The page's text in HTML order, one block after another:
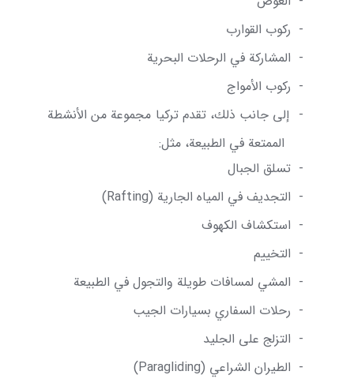
- ركوب القوارب
- المشاركة في الرحلات البحرية
- ركوب الأمواج
- إلى جانب ذلك، تقدم تركيا مجموعة من الأنشطة
الممتعة في الطبيعة، مثل:
- تسلق الجبال
- التجديف في المياه الجارية (Rafting
)
- استكشاف الكهوف
- التخييم
- المشي لمسافات طويلة والتجول في الطبيعة
- رحلات السفاري بسيارات الجيب
- التزلج على الجليد
- الطيران الشراعي (Paragliding
)